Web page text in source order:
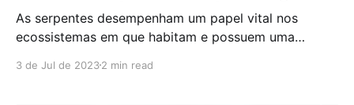
As serpentes desempenham um papel vital nos
ecossistemas em que habitam e possuem uma
equilíbrio ecológico. Como predadoras topos de
3 de Jul de 20232 min read